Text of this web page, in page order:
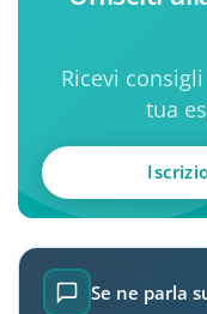
Ricevi
tua
Se ne parla